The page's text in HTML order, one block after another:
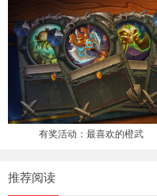
有奖活动：最喜欢的橙武
推荐阅读